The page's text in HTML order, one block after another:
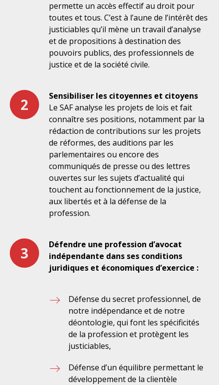
permette un accès effectif au droit pour
toutes et tous. C’est à l’aune de l’intérêt des
justiciables qu’il mène un travail d’analyse
et de propositions à destination des
pouvoirs publics, des professionnels de
justice et de la société civile.
2
Sensibiliser les citoyennes et citoyens
Le SAF analyse les projets de lois et fait
connaître ses positions, notamment par la
rédaction de contributions sur les projets
de réformes, des auditions par les
parlementaires ou encore des
communiqués de presse ou des lettres
ouvertes sur les sujets d’actualité qui
touchent au fonctionnement de la justice,
aux libertés et à la défense de la
profession.
3
Défendre une profession d’avocat
indépendante dans ses conditions
juridiques et économiques d’exercice :
Défense du secret professionnel, de
notre indépendance et de notre
déontologie, qui font les spécificités
de la profession et protègent les
justiciables,
Défense d’un équilibre permettant le
développement de la clientèle